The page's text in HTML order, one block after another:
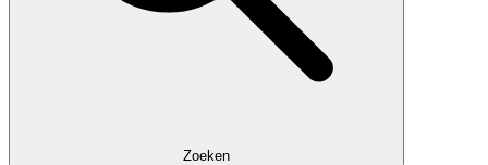
Zoeken